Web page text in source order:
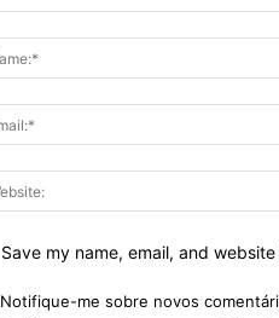
Save my name, email, and
Notifique-me sobre novos